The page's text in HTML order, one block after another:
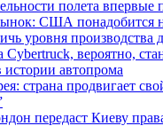
полета впервые
США понадобится
уровня производства
вероятно,
истории автопрома
страна продвигает
передаст Киеву